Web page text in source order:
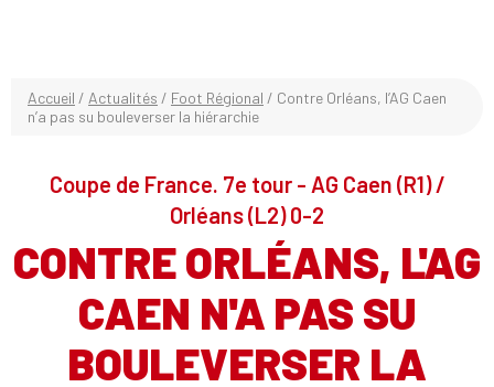
Accueil / Actualités / Foot Régional / Contre Orléans, l’AG Caen
n’a pas su bouleverser la hiérarchie
Coupe de France. 7e tour - AG Caen (R1) /
Orléans (L2) 0-2
CONTRE ORLÉANS, L'AG
CAEN N'A PAS SU
BOULEVERSER LA